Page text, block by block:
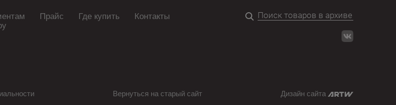
Прайс Где купить Контакты
Вернуться на старый сайт Дизайн сайта